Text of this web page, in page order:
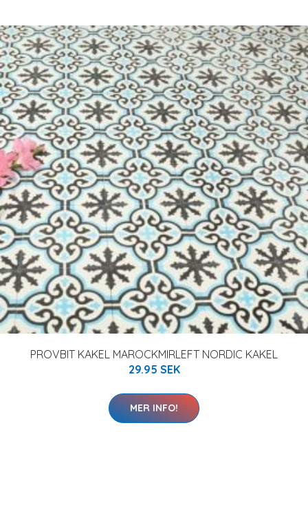
PROVBIT KAKEL MAROCKMIRLEFT NORDIC KAKEL
29.95 SEK
MER INFO!